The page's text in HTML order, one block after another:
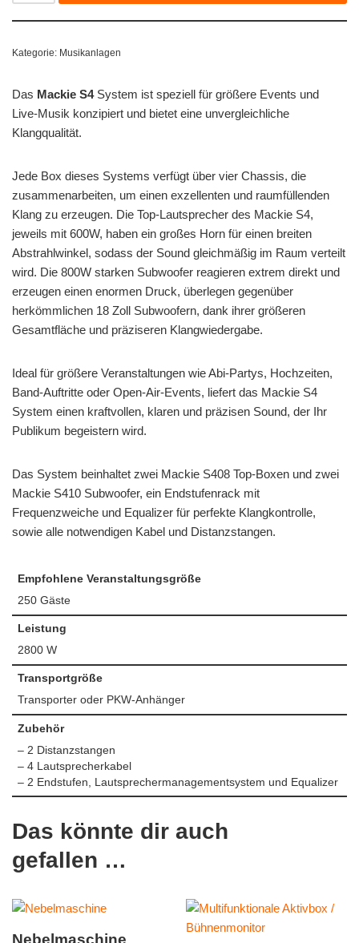
Kategorie: Musikanlagen
Das Mackie S4System ist speziell für größere Events und
Live-Musik konzipiert und bietet eine unvergleichliche
Klangqualität.
Jede Box dieses Systems verfügt über vier Chassis, die
zusammenarbeiten, um einen exzellenten und raumfüllenden
Klang zu erzeugen. Die Top-Lautsprecher des Mackie S4,
jeweils mit 600W, haben ein großes Horn für einen breiten
Abstrahlwinkel, sodass der Sound gleichmäßig im Raum verteilt
wird. Die 800W starken Subwoofer reagieren extrem direkt und
erzeugen einen enormen Druck, überlegen gegenüber
herkömmlichen 18 Zoll Subwoofern, dank ihrer größeren
Gesamtfläche und präziseren Klangwiedergabe.
Ideal für größere Veranstaltungen wie Abi-Partys, Hochzeiten,
Band-Auftritte oder Open-Air-Events, liefert das Mackie S4
System einen kraftvollen, klaren und präzisen Sound, der Ihr
Publikum begeistern wird.
Das System beinhaltet zwei Mackie S408 Top-Boxen und zwei
Mackie S410 Subwoofer, ein Endstufenrack mit
Frequenzweiche und Equalizer für perfekte Klangkontrolle,
sowie alle notwendigen Kabel und Distanzstangen.
Empfohlene Veranstaltungsgröße
250 Gäste
Leistung
2800 W
Transportgröße
Transporter oder PKW-Anhänger
Zubehör
– 2 Distanzstangen
– 4 Lautsprecherkabel
– 2 Endstufen, Lautsprechermanagementsystem und Equalizer
Das könnte dir auch
gefallen …
Nebelmaschine